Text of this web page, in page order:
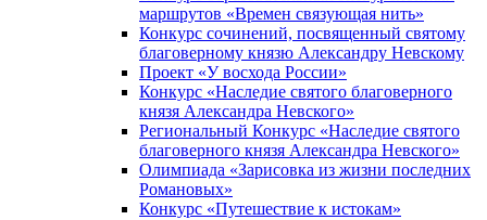
маршрутов «Времен связующая нить»
Конкурс сочинений, посвященный святому
благоверному князю Александру Невскому
Проект «У восхода России»
Конкурс «Наследие святого благоверного
князя Александра Невского»
Региональный Конкурс «Наследие святого
благоверного князя Александра Невского»
Олимпиада «Зарисовка из жизни последних
Романовых»
Конкурс «Путешествие к истокам»